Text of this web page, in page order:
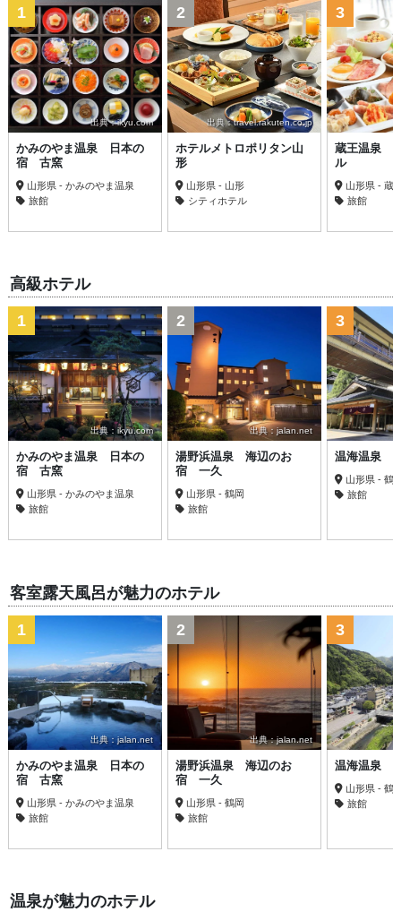
出典：ikyu.com
1
かみのやま温泉 日本の
宿 古窯
山形県 - かみのやま温泉
旅館
出典：travel.rakuten.co.jp
2
ホテルメトロポリタン山
形
山形県 - 山形
シティホテル
3
蔵王温泉
ル
山形県 - 蔵
旅館
高級ホテル
出典：ikyu.com
1
かみのやま温泉 日本の
宿 古窯
山形県 - かみのやま温泉
旅館
出典：jalan.net
2
湯野浜温泉 海辺のお
宿 一久
山形県 - 鶴岡
旅館
3
温海温泉
山形県 - 鶴
旅館
客室露天風呂が魅力のホテル
出典：jalan.net
1
かみのやま温泉 日本の
宿 古窯
山形県 - かみのやま温泉
旅館
出典：jalan.net
2
湯野浜温泉 海辺のお
宿 一久
山形県 - 鶴岡
旅館
3
温海温泉
山形県 - 鶴
旅館
温泉が魅力のホテル